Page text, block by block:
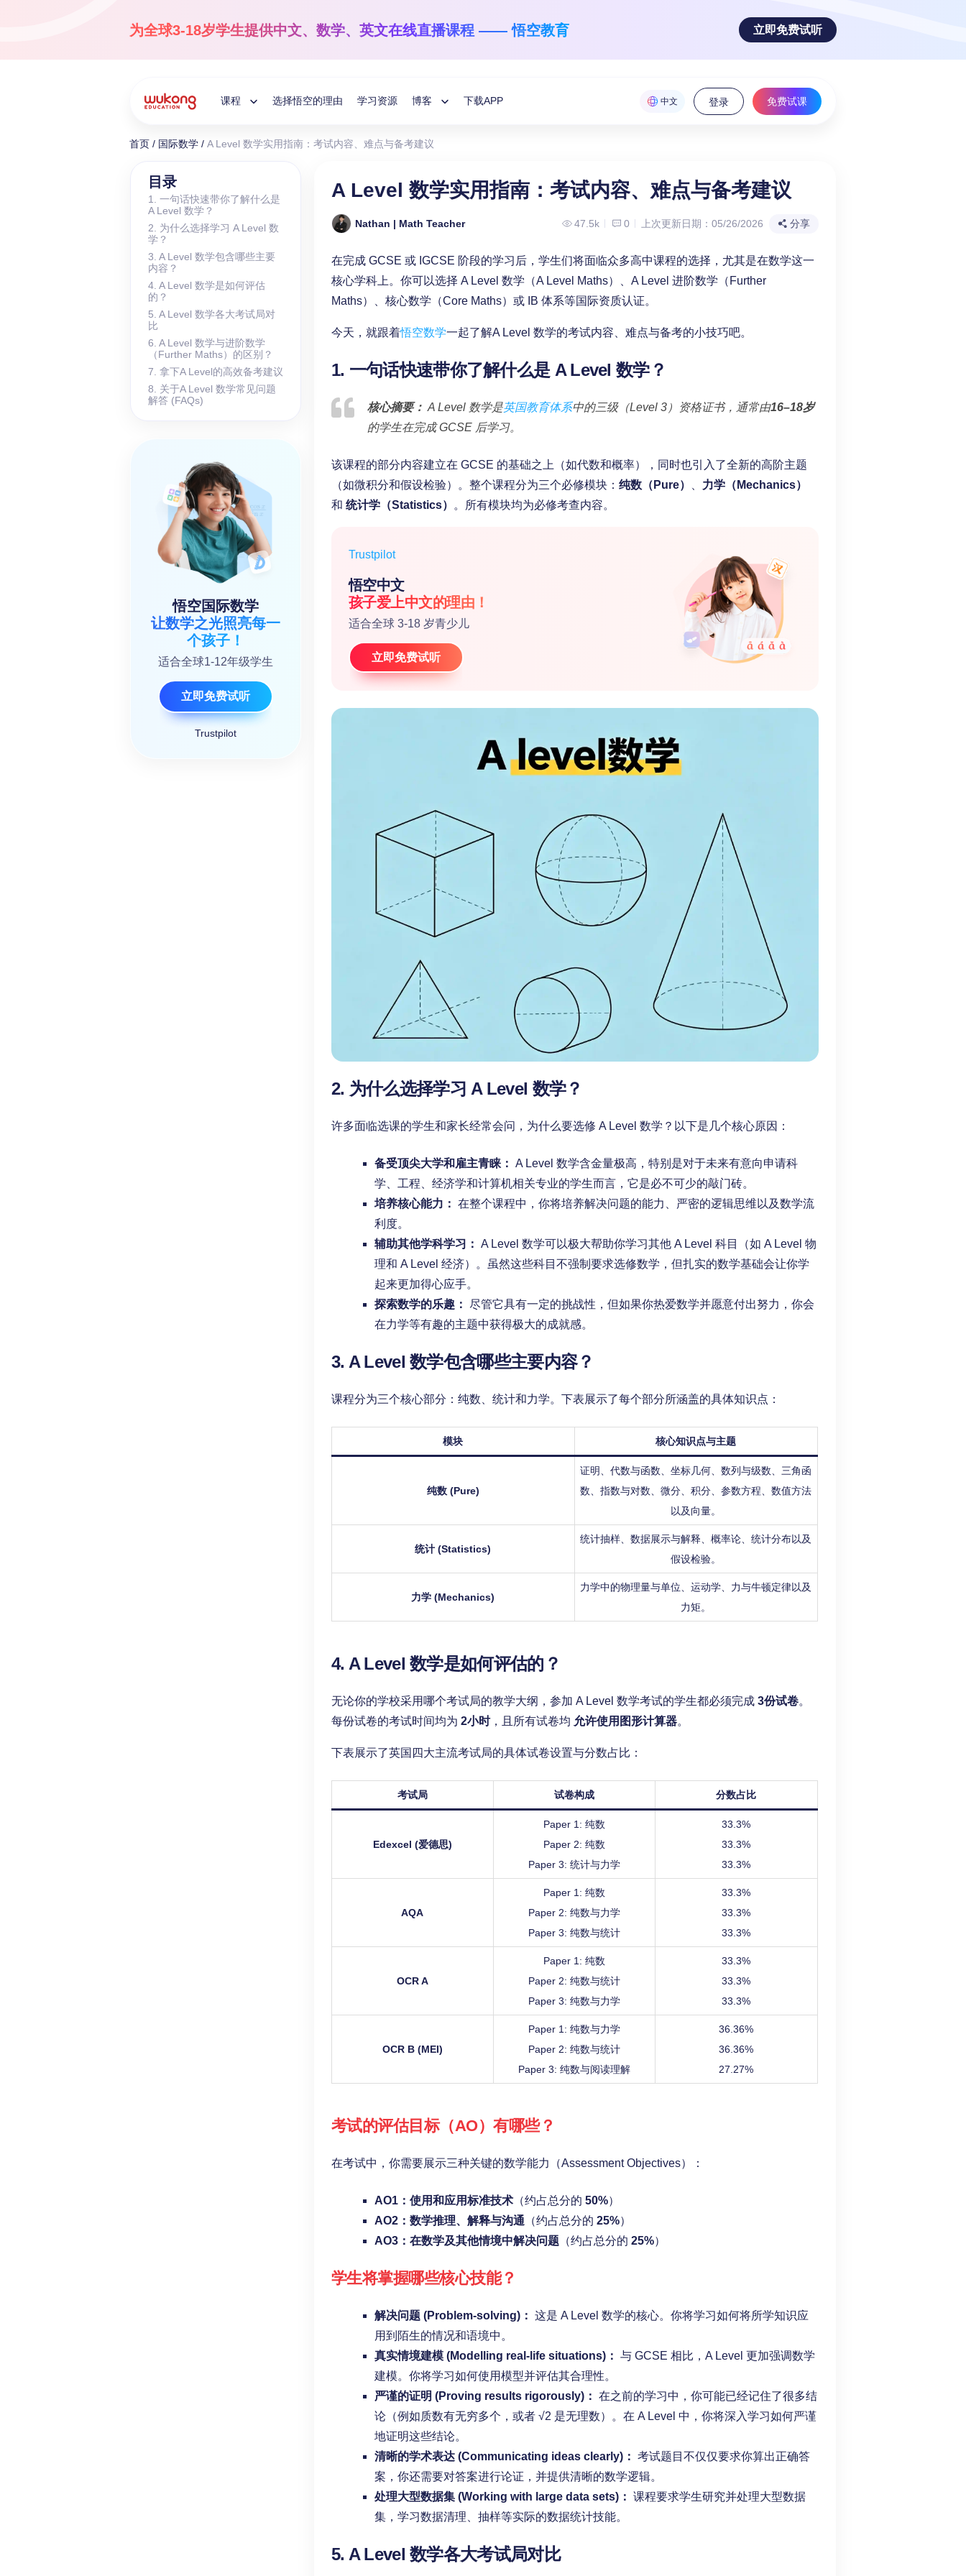
为全球3-18岁学生提供中文、数学、英文在线直播课程 —— 悟空教育 立即免费试听
课程
3-18岁
让孩子爱上中文！
国际数学
1-12年级
让数学之光照亮每一个孩子！
英文阅读与写作
学龄前-6年级
让孩子解码语言的魅力！
选择悟空的理由 学习资源
博客
下载APP 中文 登录 免费试课
首页 / 国际数学 / A Level 数学实用指南：考试内容、难点与备考建议
目录
1. 一句话快速带你了解什么是
A Level 数学？
2. 为什么选择学习 A Level 数
学？
3. A Level 数学包含哪些主要
内容？
4. A Level 数学是如何评估
的？
5. A Level 数学各大考试局对
比
6. A Level 数学与进阶数学
（Further Maths）的区别？
7. 拿下A Level的高效备考建议
8. 关于A Level 数学常见问题
解答 (FAQs)
Trustpilot
悟空国际数学
让数学之光照亮每一
个孩子！
适合全球1-12年级学生
立即免费试听
A Level 数学实用指南：考试内容、难点与备考建议
Nathan | Math Teacher 47.5k 0 上次更新日期：05/26/2026 分享
在完成 GCSE 或 IGCSE 阶段的学习后，学生们将面临众多高中课程的选择，尤其是在数学这一
核心学科上。你可以选择 A Level 数学（A Level Maths）、A Level 进阶数学（Further
Maths）、核心数学（Core Maths）或 IB 体系等国际资质认证。
今天，就跟着悟空数学一起了解A Level 数学的考试内容、难点与备考的小技巧吧。
1. 一句话快速带你了解什么是 A Level 数学？
核心摘要： A Level 数学是英国教育体系中的三级（Level 3）资格证书，通常由16–18岁
的学生在完成 GCSE 后学习。
该课程的部分内容建立在 GCSE 的基础之上（如代数和概率），同时也引入了全新的高阶主题
（如微积分和假设检验）。整个课程分为三个必修模块： 纯数（Pure）
力学（Mechanics）
和 统计学（Statistics） 。所有模块均为必修考查内容。
Trustpilot
悟空中文
孩子爱上中文的理由！
适合全球 3-18 岁青少儿
立即免费试听
2. 为什么选择学习 A Level 数学？
许多面临选课的学生和家长经常会问，为什么要选修 A Level 数学？以下是几个核心原因：
备受顶尖大学和雇主青睐： A Level 数学含金量极高，特别是对于未来有意向申请科
学、工程、经济学和计算机相关专业的学生而言，它是必不可少的敲门砖。
培养核心能力： 在整个课程中，你将培养解决问题的能力、严密的逻辑思维以及数学流
利度。
辅助其他学科学习： A Level 数学可以极大帮助你学习其他 A Level 科目（如 A Level 物
理和 A Level 经济）。虽然这些科目不强制要求选修数学，但扎实的数学基础会让你学
起来更加得心应手。
探索数学的乐趣： 尽管它具有一定的挑战性，但如果你热爱数学并愿意付出努力，你会
在力学等有趣的主题中获得极大的成就感。
3. A Level 数学包含哪些主要内容？
课程分为三个核心部分：纯数、统计和力学。下表展示了每个部分所涵盖的具体知识点：
模块 核心知识点与主题
纯数 (Pure)
证明、代数与函数、坐标几何、数列与级数、三角函
数、指数与对数、微分、积分、参数方程、数值方法
以及向量。
统计 (Statistics)
统计抽样、数据展示与解释、概率论、统计分布以及
假设检验。
力学 (Mechanics)
力学中的物理量与单位、运动学、力与牛顿定律以及
力矩。
4. A Level 数学是如何评估的？
无论你的学校采用哪个考试局的教学大纲，参加 A Level 数学考试的学生都必须完成 3份试卷。
每份试卷的考试时间均为 2小时，且所有试卷均 允许使用图形计算器。
下表展示了英国四大主流考试局的具体试卷设置与分数占比：
考试局 试卷构成 分数占比
Edexcel (爱德思)
Paper 1: 纯数
Paper 2: 纯数
Paper 3: 统计与力学
33.3%
33.3%
33.3%
AQA
Paper 1: 纯数
Paper 2: 纯数与力学
Paper 3: 纯数与统计
33.3%
33.3%
33.3%
OCR A
Paper 1: 纯数
Paper 2: 纯数与统计
Paper 3: 纯数与力学
33.3%
33.3%
33.3%
OCR B (MEI)
Paper 1: 纯数与力学
Paper 2: 纯数与统计
Paper 3: 纯数与阅读理解
36.36%
36.36%
27.27%
考试的评估目标（AO）有哪些？
在考试中，你需要展示三种关键的数学能力（Assessment Objectives）：
AO1：使用和应用标准技术（约占总分的 50%）
AO2：数学推理、解释与沟通 （约占总分的 25%）
AO3：在数学及其他情境中解决问题（约占总分的 25%）
学生将掌握哪些核心技能？
解决问题 (Problem-solving)： 这是 A Level 数学的核心。你将学习如何将所学知识应
用到陌生的情况和语境中。
真实情境建模 (Modelling real-life situations)： 与 GCSE 相比，A Level 更加强调数学
建模。你将学习如何使用模型并评估其合理性。
严谨的证明 (Proving results rigorously)： 在之前的学习中，你可能已经记住了很多结
论（例如质数有无穷多个，或者 √2 是无理数）。在 A Level 中，你将深入学习如何严谨
地证明这些结论。
清晰的学术表达 (Communicating ideas clearly)： 考试题目不仅仅要求你算出正确答
案，你还需要对答案进行论证，并提供清晰的数学逻辑。
处理大型数据集 (Working with large data sets)： 课程要求学生研究并处理大型数据
集，学习数据清理、抽样等实际的数据统计技能。
5. A Level 数学各大考试局对比